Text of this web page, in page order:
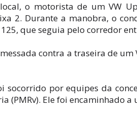
o motorista de um VW
2. Durante a manobra, o
que seguia pelo corredor
contra a traseira de um
socorrido por equipes da
(PMRv). Ele foi encaminhado